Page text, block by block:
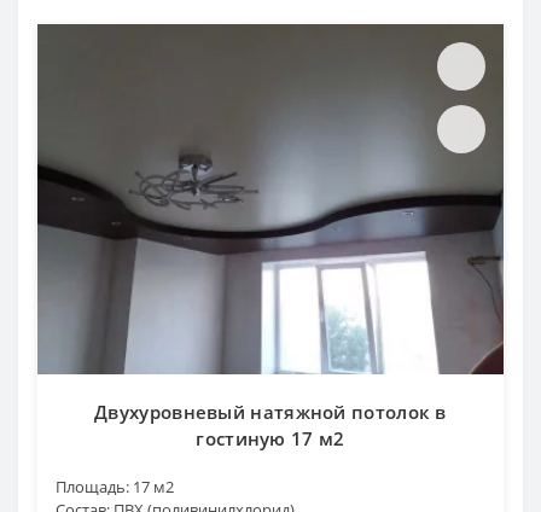
Двухуровневый натяжной потолок в
гостиную 17 м2
Площадь: 17 м2